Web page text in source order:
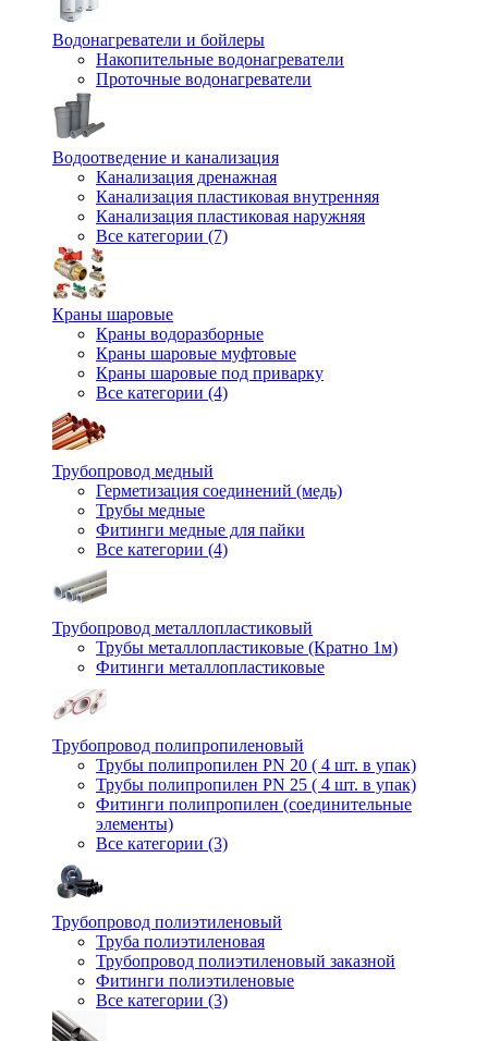
Водонагреватели и бойлеры
Накопительные водонагреватели
Проточные водонагреватели
Водоотведение и канализация
Канализация дренажная
Канализация пластиковая внутренняя
Канализация пластиковая наружняя
Все категории (7)
Краны шаровые
Краны водоразборные
Краны шаровые муфтовые
Краны шаровые под приварку
Все категории (4)
Трубопровод медный
Герметизация соединений (медь)
Трубы медные
Фитинги медные для пайки
Все категории (4)
Трубопровод металлопластиковый
Трубы металлопластиковые (Кратно 1м)
Фитинги металлопластиковые
Трубопровод полипропиленовый
Трубы полипропилен PN 20 ( 4 шт. в упак)
Трубы полипропилен PN 25 ( 4 шт. в упак)
Фитинги полипропилен (cоединительные
элементы)
Все категории (3)
Трубопровод полиэтиленовый
Труба полиэтиленовая
Трубопровод полиэтиленовый заказной
Фитинги полиэтиленовые
Все категории (3)